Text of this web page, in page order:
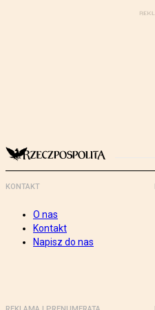
KONTAKT
O nas
Kontakt
Napisz do nas